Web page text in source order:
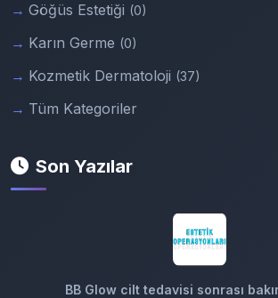
Göğüs Estetiği (0)
Karın Germe (0)
Kozmetik Dermatoloji (37)
Tüm Kategoriler
Son Yazılar
BB Glow cilt tedavisi sonrası